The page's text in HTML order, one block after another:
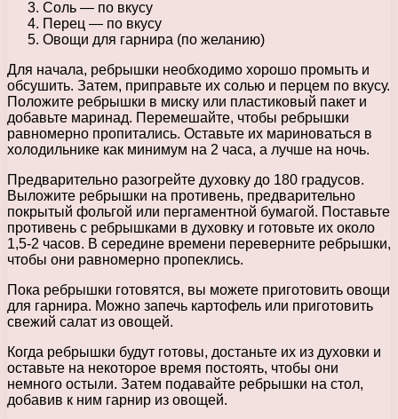
Соль — по вкусу
Перец — по вкусу
Овощи для гарнира (по желанию)
Для начала, ребрышки необходимо хорошо промыть и
обсушить. Затем, приправьте их солью и перцем по вкусу.
Положите ребрышки в миску или пластиковый пакет и
добавьте маринад. Перемешайте, чтобы ребрышки
равномерно пропитались. Оставьте их мариноваться в
холодильнике как минимум на 2 часа, а лучше на ночь.
Предварительно разогрейте духовку до 180 градусов.
Выложите ребрышки на противень, предварительно
покрытый фольгой или пергаментной бумагой. Поставьте
противень с ребрышками в духовку и готовьте их около
1,5-2 часов. В середине времени переверните ребрышки,
чтобы они равномерно пропеклись.
Пока ребрышки готовятся, вы можете приготовить овощи
для гарнира. Можно запечь картофель или приготовить
свежий салат из овощей.
Когда ребрышки будут готовы, достаньте их из духовки и
оставьте на некоторое время постоять, чтобы они
немного остыли. Затем подавайте ребрышки на стол,
добавив к ним гарнир из овощей.